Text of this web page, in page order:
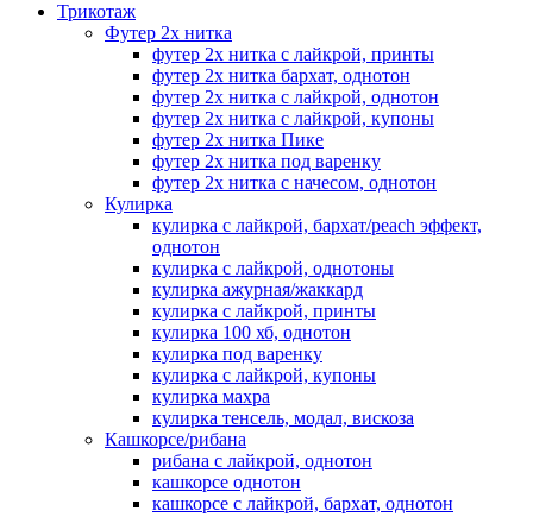
Трикотаж
Футер 2х нитка
футер 2х нитка с лайкрой, принты
футер 2х нитка бархат, однотон
футер 2х нитка с лайкрой, однотон
футер 2х нитка с лайкрой, купоны
футер 2х нитка Пике
футер 2х нитка под варенку
футер 2х нитка с начесом, однотон
Кулирка
кулирка с лайкрой, бархат/peach эффект,
однотон
кулирка с лайкрой, однотоны
кулирка ажурная/жаккард
кулирка с лайкрой, принты
кулирка 100 хб, однотон
кулирка под варенку
кулирка с лайкрой, купоны
кулирка махра
кулирка тенсель, модал, вискоза
Кашкорсе/рибана
рибана с лайкрой, однотон
кашкорсе однотон
кашкорсе с лайкрой, бархат, однотон